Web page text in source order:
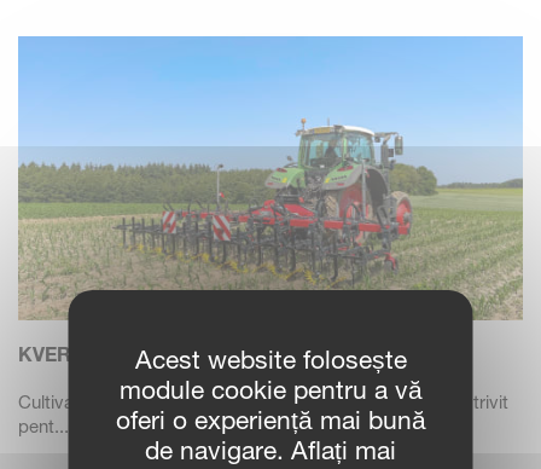
KVERNELAND ONYX
Cultivatorul între rânduri Kverneland Onyx este utilajul potrivit
pent...
Acest website folosește
module cookie pentru a vă
oferi o experiență mai bună
de navigare. Aflați mai